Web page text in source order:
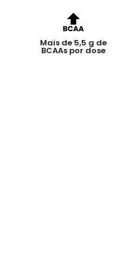
Mais de 5,5 g de
BCAAs por dose